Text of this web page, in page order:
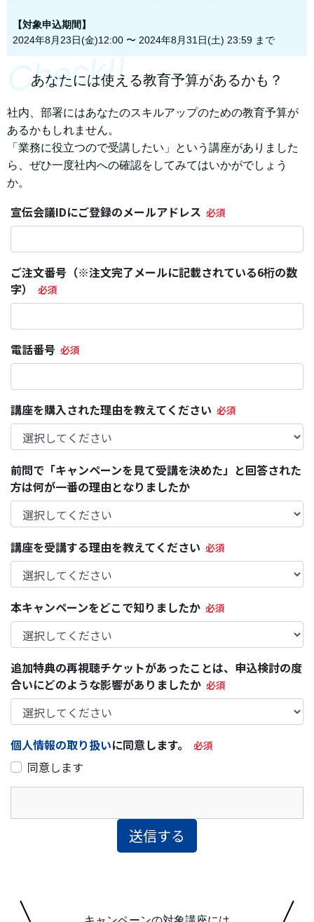
【対象申込期間】
2024年8月23日(金)12:00 〜 2024年8月31日(土) 23:59 まで
Check!!
あなたには使える教育予算があるかも？
社内、部署にはあなたのスキルアップのための教育予算が
あるかもしれません。
「業務に役立つので受講したい」という講座がありました
ら、 ぜひ一度社内への確認をしてみてはいかがでしょう
か。